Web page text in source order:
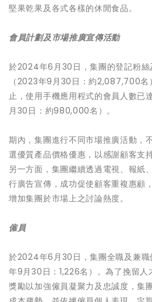
堅果乾果及各式各樣的休閒食品。
會員計劃及市場推廣宣傳活動
於2024年6月30日，集團的登記粉
（2023年9月30日：約2,087,700
止，使用手機應用程式的會員人數已
月30日：約980,000名）。
期內，集團進行不同市場推廣活動，
選優質產品價格優惠，以感謝顧客支
另一方面，集團繼續透過電視、報紙
行廣告宣傳，成功促使顧客重複惠顧
增加集團於市場上之討論熱度。
僱員
於2024年6月30日，集團全職及兼職
年9月30日：1,226名）。為了挽留
獎勵以加強僱員凝聚力及忠誠度，集